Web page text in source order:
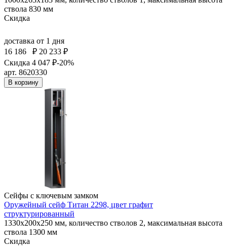
ствола 830 мм
Скидка
доставка от 1 дня
16 186
₽ 20 233 ₽
Скидка 4 047 ₽-20%
арт. 8620330
В корзину
Сейфы с ключевым замком
Оружейный сейф Титан 2298, цвет графит
структурированный
1330x200x250 мм, количество стволов 2, максимальная высота
ствола 1300 мм
Скидка